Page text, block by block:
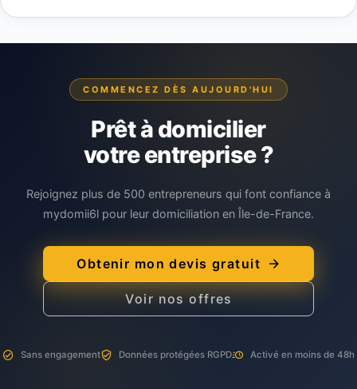
COMMENCEZ DÈS AUJOURD'HUI
Prêt à domicilier
votre entreprise ?
Rejoignez plus de 500 entrepreneurs qui font confiance à
mydomii6l pour leur domiciliation en Île-de-France.
Obtenir mon devis gratuit
Voir nos offres
Sans engagement Données protégées RGPD Activé en moins de 48h